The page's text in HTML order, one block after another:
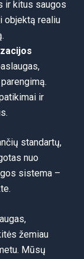
ir kitus saugos
objektą realiu
ir
standartų,
nuo
sistema –
žemiau
Mūsų